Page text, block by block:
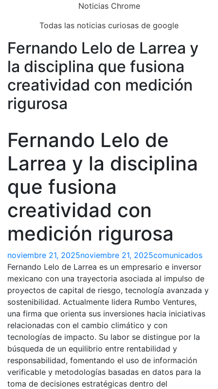
Noticias Chrome
Todas las noticias curiosas de google
Close
Menu
Fernando Lelo de Larrea y
la disciplina que fusiona
creatividad con medición
rigurosa
Fernando Lelo de
Larrea y la disciplina
que fusiona
creatividad con
medición rigurosa
noviembre 21, 2025noviembre 21, 2025comunicados
Fernando Lelo de Larrea es un empresario e inversor
mexicano con una trayectoria asociada al impulso de
proyectos de capital de riesgo, tecnología avanzada y
sostenibilidad. Actualmente lidera Rumbo Ventures,
una firma que orienta sus inversiones hacia iniciativas
relacionadas con el cambio climático y con
tecnologías de impacto. Su labor se distingue por la
búsqueda de un equilibrio entre rentabilidad y
responsabilidad, fomentando el uso de información
verificable y metodologías basadas en datos para la
toma de decisiones estratégicas dentro del